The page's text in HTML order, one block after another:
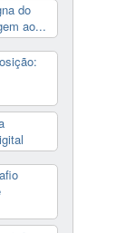
do
ao...